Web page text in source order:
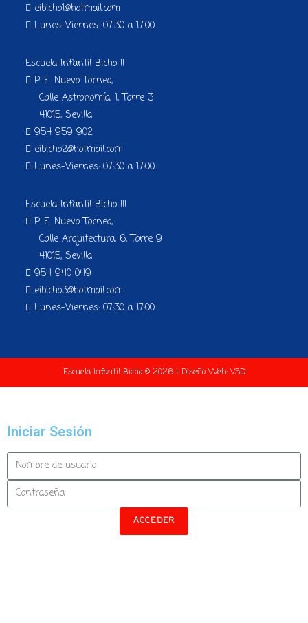
eibicho1@hotmail.com
Lunes-Viernes: 07:30 a 17:00
Escuela Infantil Bicho II
P. E. Nuevo Torneo,
Calle Astronomía, 1, Torre 3
41015, Sevilla
954 959 902
eibicho2@hotmail.com
Lunes-Viernes: 07:30 a 17:00
Escuela Infantil Bicho III
P. E. Nuevo Torneo,
Calle Arquitectura, 6, Torre 9
41015, Sevilla
954 940 049
eibicho3@hotmail.com
Lunes-Viernes: 07:30 a 17:00
Escuela Infantil Bicho © 2026 | Diseño Web:VSD
Iniciar Sesión
ACCEDER